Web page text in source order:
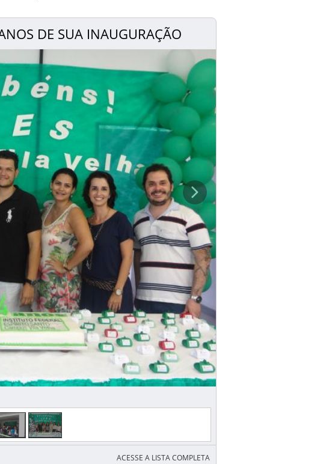
DE SUA INAUGURAÇÃO
ACESSE A LISTA COMPLETA